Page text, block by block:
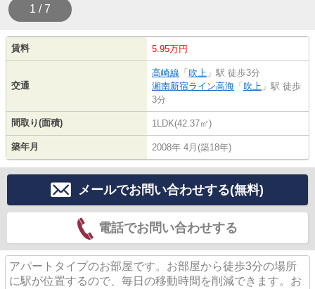
1 / 7
賃料 5.95万円
交通
高崎線 「 吹上 」駅 徒歩3分
湘南新宿ライン高海 「 吹上 」駅 徒歩
3分
間取り(面積) 1LDK(42.37㎡)
築年月 2008年 4月(築18年)
メールでお問い合わせする(無料)
電話でお問い合わせする
アパートタイプのお部屋です。お部屋から徒歩3分の場所
に駅が位置するので、毎日の移動時間を削減できます。お